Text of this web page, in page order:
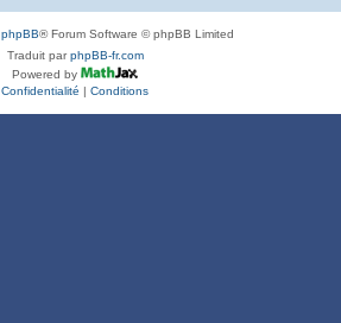
phpBB® Forum Software © phpBB Limited
Traduit parphpBB-fr.com
Powered by
Confidentialité | Conditions